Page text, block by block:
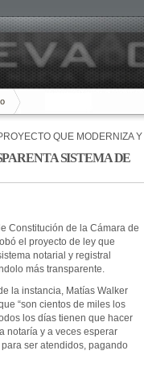
QUE MODERNIZA Y
SISTEMA DE
Constitución de la Cámara de
el proyecto de ley que
notarial y registral
más transparente.
la instancia, Matías Walker
“son cientos de miles los
los días tienen que hacer
notaría y a veces esperar
ser atendidos, pagando